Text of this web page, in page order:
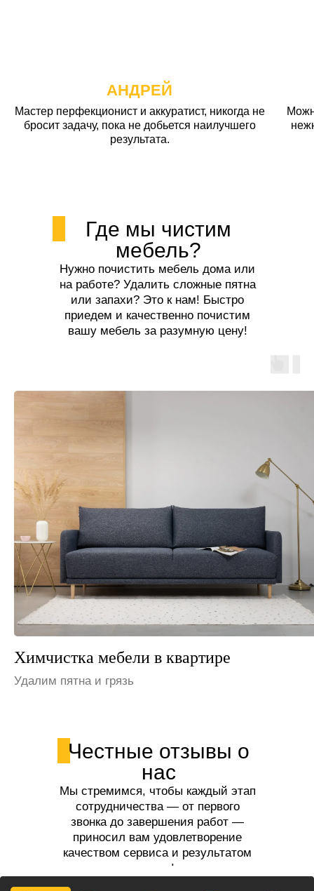
АНДРЕЙ
Мастер перфекционист и аккуратист, никогда не
бросит задачу, пока не добьется наилучшего
результата.
Где мы чистим
мебель?
Нужно почистить мебель дома или
на работе? Удалить сложные пятна
или запахи? Это к нам! Быстро
приедем и качественно почистим
вашу мебель за разумную цену!
Химчистка мебели в офисе
Устраним неприятные запахи
Честные отзывы о
нас
Мы стремимся, чтобы каждый этап
сотрудничества — от первого
звонка до завершения работ —
приносил вам удовлетворение
качеством сервиса и результатом
услуг!